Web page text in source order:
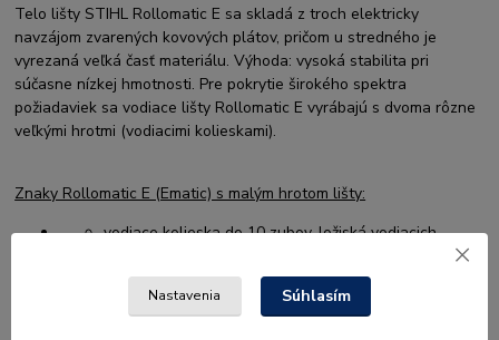
Telo lišty STIHL Rollomatic E sa skladá z troch elektricky
navzájom zvarených kovových plátov, pričom u stredného je
vyrezaná veľká časť materiálu. Výhoda: vysoká stabilita pri
súčasne nízkej hmotnosti. Pre pokrytie širokého spektra
požiadaviek sa vodiace lišty Rollomatic E vyrábajú s dvoma rôzne
veľkými hrotmi (vodiacimi kolieskami).
Znaky Rollomatic E (Ematic) s malým hrotom lišty:
vodiace kolieska do 10 zubov, ložiská vodiacich
znížený sklon k spätnému nárazu
Nastavenia Súhlasím